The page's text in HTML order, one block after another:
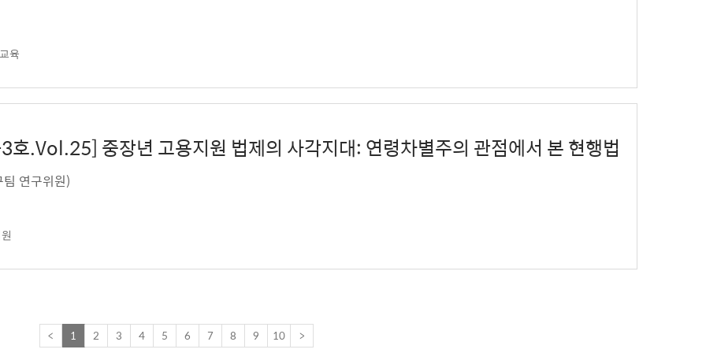
육
.Vol.25] 중장년 고용지원 법제의 사각지대: 연령차별주의 관점에서 본 현행법
지현(정책연구팀 연구위원)
< 1 2 3 4 5 6 7 8 9 10 >